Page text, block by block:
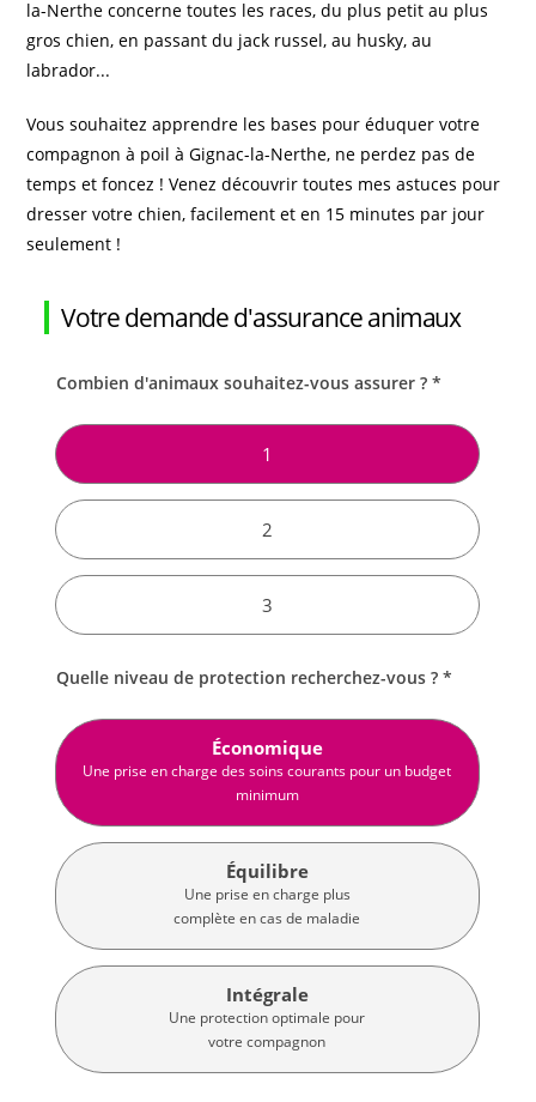
la-Nerthe concerne toutes les races, du plus petit au plus
gros chien, en passant du jack russel, au husky, au
labrador...
Vous souhaitez apprendre les bases pour éduquer votre
compagnon à poil à Gignac-la-Nerthe, ne perdez pas de
temps et foncez ! Venez découvrir toutes mes astuces pour
dresser votre chien, facilement et en 15 minutes par jour
seulement !